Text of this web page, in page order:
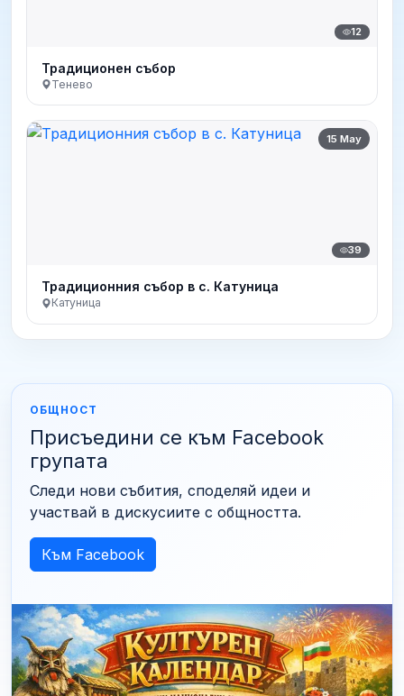
12
Традиционен събор
Тенево
15 May
39
Традиционния събор в с. Катуница
Катуница
ОБЩНОСТ
Присъедини се към Facebook
групата
Следи нови събития, споделяй идеи и
участвай в дискусиите с общността.
Към Facebook